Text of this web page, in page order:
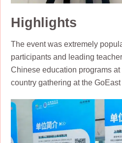
Highlights
The event was extremely
participants and leading
Chinese education programs
country gathering at the